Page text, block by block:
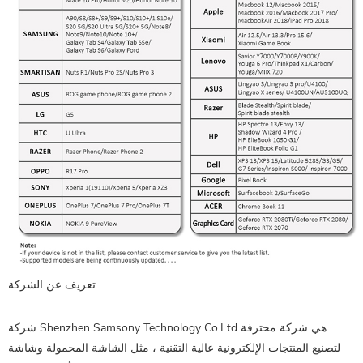
تعريف عن الشركة
شركة Shenzhen Samsony Technology Co.Ltd هي شركة محترفة
لتصنيع المنتجات الإلكترونية عالية التقنية ، مثل الشاشة المحمولة وشاشة